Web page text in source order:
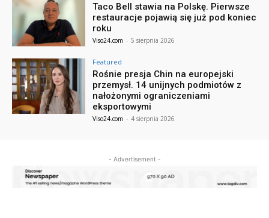
Taco Bell stawia na Polskę. Pierwsze
restauracje pojawią się już pod koniec
roku
Viso24.com - 5 sierpnia 2026
Featured
Rośnie presja Chin na europejski
przemysł. 14 unijnych podmiotów z
nałożonymi ograniczeniami
eksportowymi
Viso24.com - 4 sierpnia 2026
- Advertisement -